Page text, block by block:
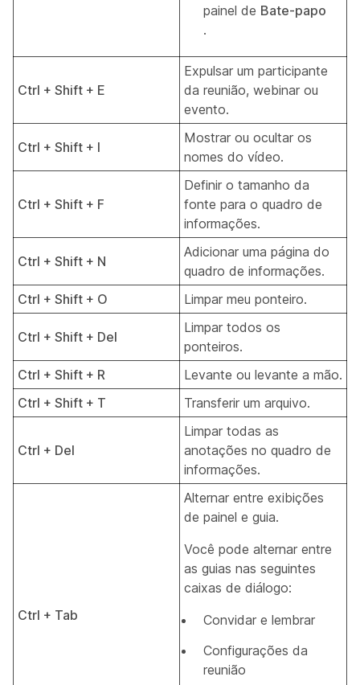
painel de Bate-papo
.
Ctrl + Shift + E
Expulsar um participante
da reunião, webinar ou
evento.
Ctrl + Shift + I
Mostrar ou ocultar os
nomes do vídeo.
Ctrl + Shift + F
Definir o tamanho da
fonte para o quadro de
informações.
Ctrl + Shift + N
Adicionar uma página do
quadro de informações.
Ctrl + Shift + O
Limpar meu ponteiro.
Ctrl + Shift + Del
Limpar todos os
ponteiros.
Ctrl + Shift + R
Levante ou levante a mão.
Ctrl + Shift + T
Transferir um arquivo.
Ctrl + Del
Limpar todas as
anotações no quadro de
informações.
Ctrl + Tab
Alternar entre exibições
de painel e guia.
Você pode alternar entre
as guias nas seguintes
caixas de diálogo:
Convidar e lembrar
Configurações da
reunião